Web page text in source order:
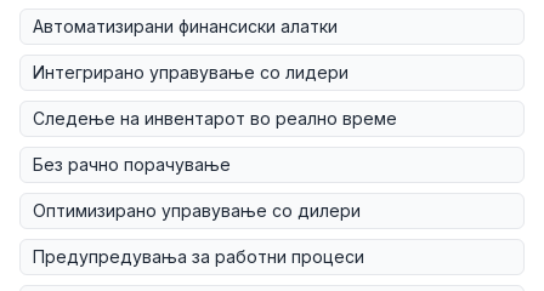
Автоматизирани финансиски алатки
Интегрирано управување со лидери
Следење на инвентарот во реално време
Без рачно порачување
Оптимизирано управување со дилери
Предупредувања за работни процеси